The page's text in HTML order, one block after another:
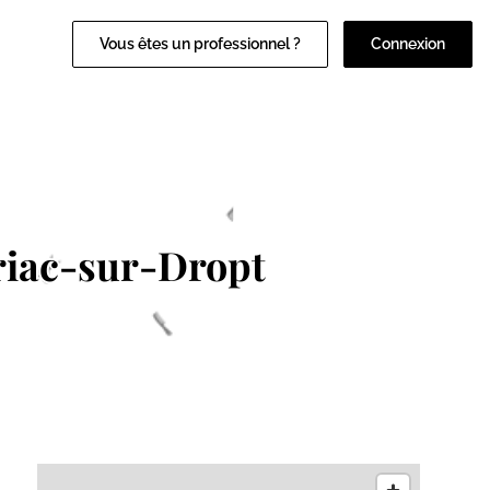
Vous êtes un professionnel ? Connexion
sur-Dropt